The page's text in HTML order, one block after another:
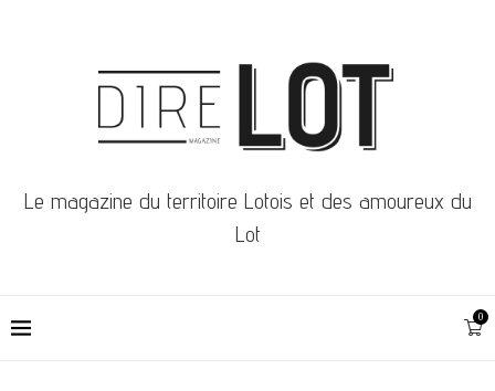
Le magazine du territoire Lotois et des amoureux du
Lot
0